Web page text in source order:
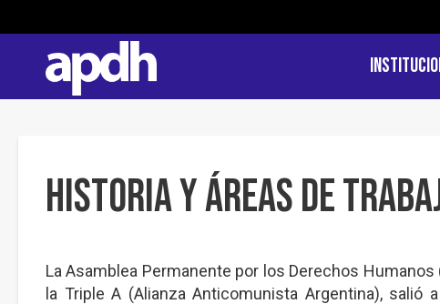
Historia y áreas de
La Asamblea Permanente por los Derechos
la Triple A (Alianza Anticomunista Argentina),